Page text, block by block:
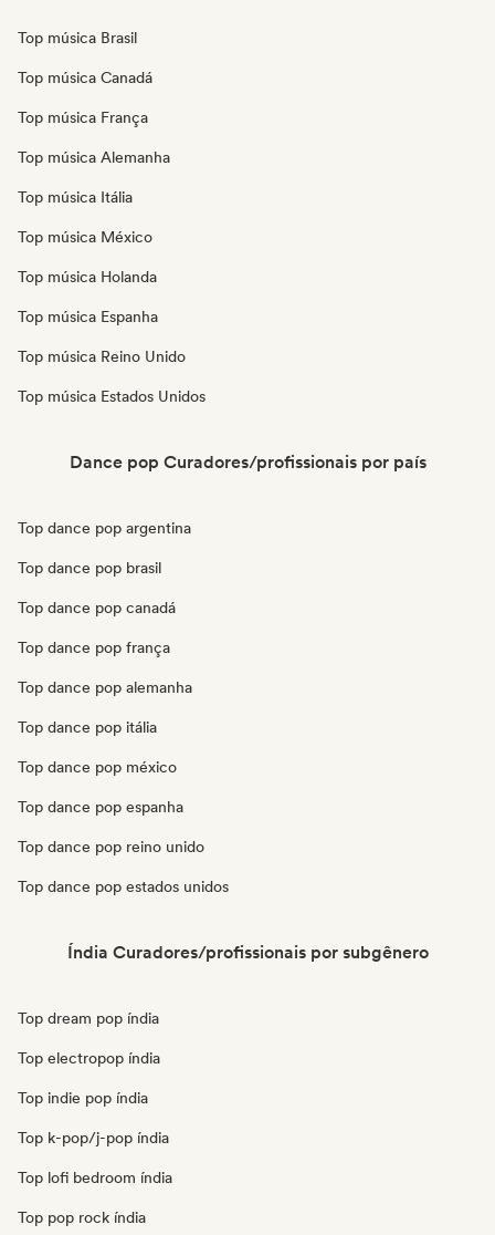
Top música Brasil
Top música Canadá
Top música França
Top música Alemanha
Top música Itália
Top música México
Top música Holanda
Top música Espanha
Top música Reino Unido
Top música Estados Unidos
Dance pop Curadores/profissionais por país
Top dance pop argentina
Top dance pop brasil
Top dance pop canadá
Top dance pop frança
Top dance pop alemanha
Top dance pop itália
Top dance pop méxico
Top dance pop espanha
Top dance pop reino unido
Top dance pop estados unidos
Índia Curadores/profissionais por subgênero
Top dream pop índia
Top electropop índia
Top indie pop índia
Top k-pop/j-pop índia
Top lofi bedroom índia
Top pop rock índia